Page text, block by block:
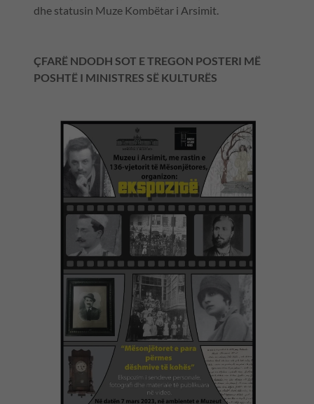
dhe statusin Muze Kombëtar i Arsimit.
ÇFARË NDODH SOT E TREGON POSTERI MË
POSHTË I MINISTRES SË KULTURËS